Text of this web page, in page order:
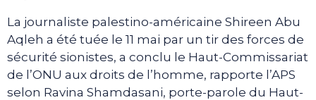
La journaliste palestino-américaine Shireen Abu
Aqleh a été tuée le 11 mai par un tir des forces de
sécurité sionistes, a conclu le Haut-Commissariat
de l’ONU aux droits de l’homme, rapporte l’APS
selon Ravina Shamdasani, porte-parole du Haut-